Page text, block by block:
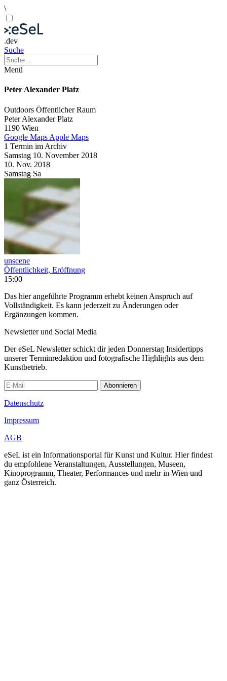
\
.dev
Suche
Menü
Peter Alexander Platz
Outdoors Öffentlicher Raum
Peter Alexander Platz
1190 Wien
Google Maps Apple Maps
1 Termin im Archiv
Samstag 10. November 2018
10. Nov. 2018
Samstag Sa
unscene
Öffentlichkeit, Eröffnung
15:00
Das hier angeführte Programm erhebt keinen Anspruch auf
Vollständigkeit. Es kann jederzeit zu Änderungen oder
Ergänzungen kommen.
Newsletter und Social Media
Der eSeL Newsletter schickt dir jeden Donnerstag Insidertipps
unserer Terminredaktion und fotografische Highlights aus dem
Kunstbetrieb.
Abonnieren
Datenschutz
Impressum
AGB
eSeL ist ein Informationsportal für Kunst und Kultur. Hier findest
du empfohlene Veranstaltungen, Ausstellungen, Museen,
Kinoprogramm, Theater, Performances und mehr in Wien und
ganz Österreich.